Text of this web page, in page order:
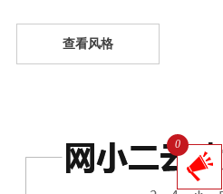
查看风格
0